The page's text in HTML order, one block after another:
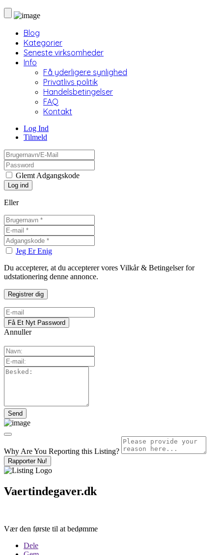
Blog
Kategorier
Seneste virksomheder
Info
Få yderligere synlighed
Privatlivs politik
Handelsbetingelser
FAQ
Kontakt
Log Ind
Tilmeld
Glemt Adgangskode
Eller
Jeg Er Enig
Du accepterer, at du accepterer vores Vilkår & Betingelser for
udstationering denne annonce.
Annuller
Why Are You Reporting this Listing?
Rapporter Nu!
Vaertindegaver.dk
Vær den første til at bedømme
Dele